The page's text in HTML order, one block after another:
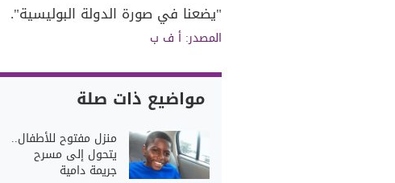
"يضعنا في صورة الدولة البوليسية".
المصدر: أ ف ب
مواضيع ذات صلة
منزل مفتوح للأطفال..
يتحول إلى مسرح
جريمة دامية